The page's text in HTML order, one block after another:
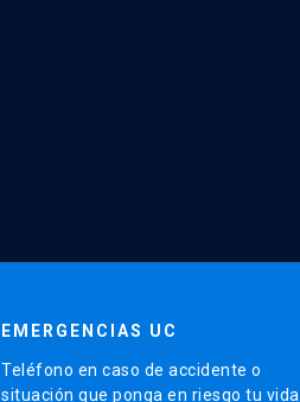
EMERGENCIAS UC
Teléfono en caso de accidente o
situación que ponga en riesgo tu vida